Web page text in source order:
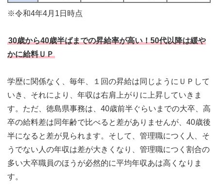
※令和4年4月1日時点
30歳から40歳半ばまでの昇給率が高い！50代以降は緩や
かに給料ＵＰ
学歴に関係なく、毎年、１回の昇給は同じようにＵＰして
いき、それにより、年収は右肩上がりに上昇していきま
す。ただ、徳島県事務は、40歳前半ぐらいまでの大卒、高
卒の給料差は同年齢で比べると差がありませんが、40歳後
半になると差が見られます。そして、管理職につく人、そ
うでない人の年収は差が大きくなり、管理職につく割合の
多い大卒職員のほうが必然的に平均年収あは高くなりま
す。